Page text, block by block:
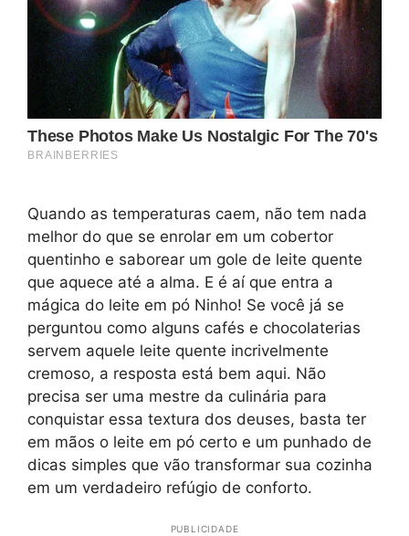
Quando as temperaturas caem, não tem nada
melhor do que se enrolar em um cobertor
quentinho e saborear um gole de leite quente
que aquece até a alma. E é aí que entra a
mágica do leite em pó Ninho! Se você já se
perguntou como alguns cafés e chocolaterias
servem aquele leite quente incrivelmente
cremoso, a resposta está bem aqui. Não
precisa ser uma mestre da culinária para
conquistar essa textura dos deuses, basta ter
em mãos o leite em pó certo e um punhado de
dicas simples que vão transformar sua cozinha
em um verdadeiro refúgio de conforto.
PUBLICIDADE